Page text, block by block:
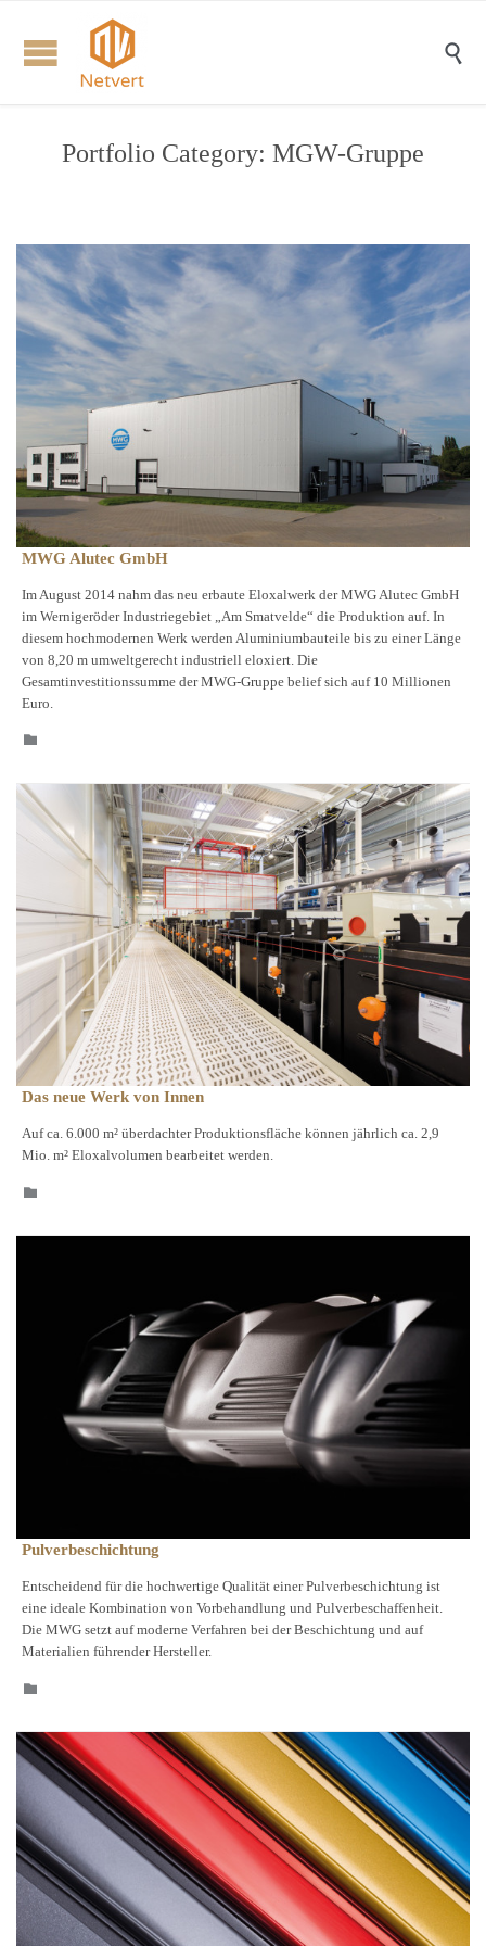

Portfolio Category: MGW-Gruppe
MWG Alutec GmbH
Im August 2014 nahm das neu erbaute Eloxalwerk der MWG Alutec GmbH
im Wernigeröder Industriegebiet „Am Smatvelde“ die Produktion auf. In
diesem hochmodernen Werk werden Aluminiumbauteile bis zu einer Länge
von 8,20 m umweltgerecht industriell eloxiert. Die
Gesamtinvestitionssumme der MWG-Gruppe belief sich auf 10 Millionen
Euro.

Das neue Werk von Innen
Auf ca. 6.000 m² überdachter Produktionsfläche können jährlich ca. 2,9
Mio. m² Eloxalvolumen bearbeitet werden.

Pulverbeschichtung
Entscheidend für die hochwertige Qualität einer Pulverbeschichtung ist
eine ideale Kombination von Vorbehandlung und Pulverbeschaffenheit.
Die MWG setzt auf moderne Verfahren bei der Beschichtung und auf
Materialien führender Hersteller.
